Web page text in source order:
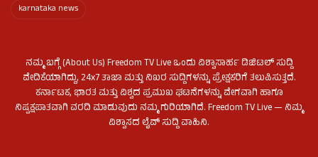
karnataka news
ನಮ್ಮ ಬಗ್ಗೆ (About Us) Freedom TV Live ಒಂದು ವಿಶ್ವಾಸಾರ್ಹ ಡಿಜಿಟಲ್ ಸುದ್ದಿ
ವೇದಿಕೆಯಾಗಿದ್ದು, 24x7 ತಾಜಾ ಮತ್ತು ನಿಖರ ಸುದ್ದಿಗಳನ್ನು ಪ್ರೇಕ್ಷಕರಿಗೆ ತಲುಪಿಸುತ್ತದೆ.
ಕರ್ನಾಟಕ, ಭಾರತ ಮತ್ತು ವಿಶ್ವದ ಪ್ರಮುಖ ಘಟನೆಗಳನ್ನು ವೇಗವಾಗಿ ಹಾಗೂ
ನಿಷ್ಪಕ್ಷಪಾತವಾಗಿ ವರದಿ ಮಾಡುವುದು ನಮ್ಮ ಗುರಿಯಾಗಿದೆ. Freedom TV Live — ನಿಮ್ಮ
ವಿಶ್ವಾಸದ ಲೈವ್ ಸುದ್ದಿ ವಾಹಿನಿ.